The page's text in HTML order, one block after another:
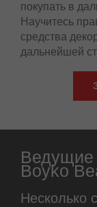
покупать в
Научитесь
средства
дальнейшей
Ведущие
Boyko
Несколько